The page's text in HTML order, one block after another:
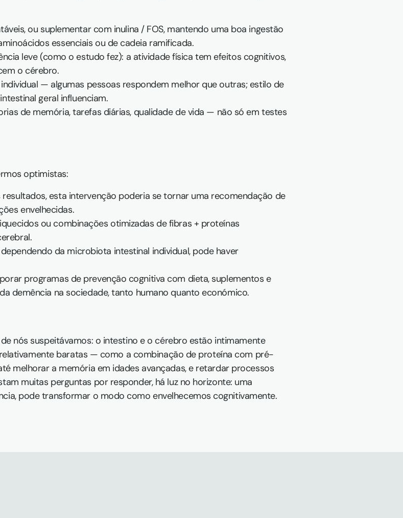
ou suplementar com inulina / FOS, mantendo uma boa ingestão
essenciais ou de cadeia ramificada.
leve (como o estudo fez): a atividade física tem efeitos cognitivos,
o cérebro.
— algumas pessoas respondem melhor que outras; estilo de
geral influenciam.
de memória, tarefas diárias, qualidade de vida — não só em testes
optimistas:
esta intervenção poderia se tornar uma recomendação de
envelhecidas.
ou combinações otimizadas de fibras + proteínas
da microbiota intestinal individual, pode haver
programas de prevenção cognitiva com dieta, suplementos e
demência na sociedade, tanto humano quanto económico.
nós suspeitávamos: o intestino e o cérebro estão intimamente
baratas — como a combinação de proteína com pré-
melhorar a memória em idades avançadas, e retardar processos
muitas perguntas por responder, há luz no horizonte: uma
pode transformar o modo como envelhecemos cognitivamente.